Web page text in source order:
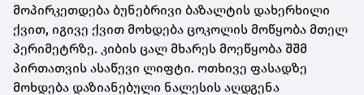
მოპირკეთდება ბუნებრივი ბაზალტის დახერხილი
ქვით, იგივე ქვით მოხდება ცოკოლის მოწყობა მთელ
პერიმეტრზე. კიბის ცალ მხარეს მოეწყობა შშმ
პირთათვის ასაწევი ლიფტი. ოთხივე ფასადზე
მოხდება დაზიანებული ნალესის აღდგენა